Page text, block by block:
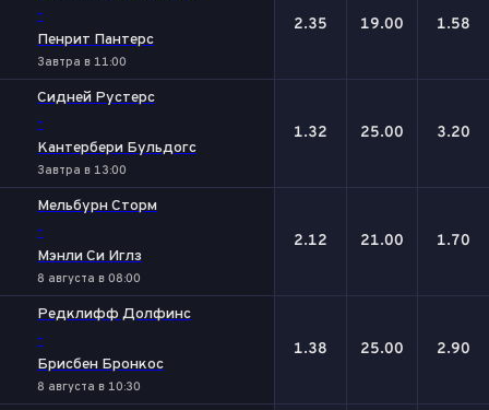
-
Пенрит Пантерс
Завтра в 11:00
2.35 19.00 1.58
Сидней Рустерс
-
Кантербери Бульдогс
Завтра в 13:00
1.32 25.00 3.20
Мельбурн Сторм
-
Мэнли Си Иглз
8 августа в 08:00
2.12 21.00 1.70
Редклифф Долфинс
-
Брисбен Бронкос
8 августа в 10:30
1.38 25.00 2.90